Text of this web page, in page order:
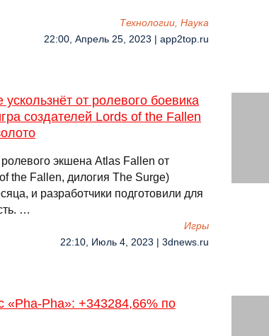
Технологии, Наука
22:00, Апрель 25, 2023 | app2top.ru
ускользнёт от ролевого боевика
создателей Lords of the Fallen
экшена Atlas Fallen от
the Fallen, дилогия The Surge)
и разработчики подготовили для
…
Игры
22:10, Июль 4, 2023 | 3dnews.ru
«Pha-Pha»: +343284,66% по